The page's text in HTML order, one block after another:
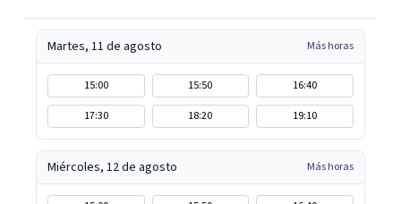
Martes, 11 de agosto Más horas
15:00 15:50
16:40
17:30
18:20 19:10
Miércoles, 12 de agosto Más horas